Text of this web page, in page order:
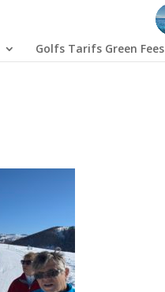
Golfs Tarifs Green Fees